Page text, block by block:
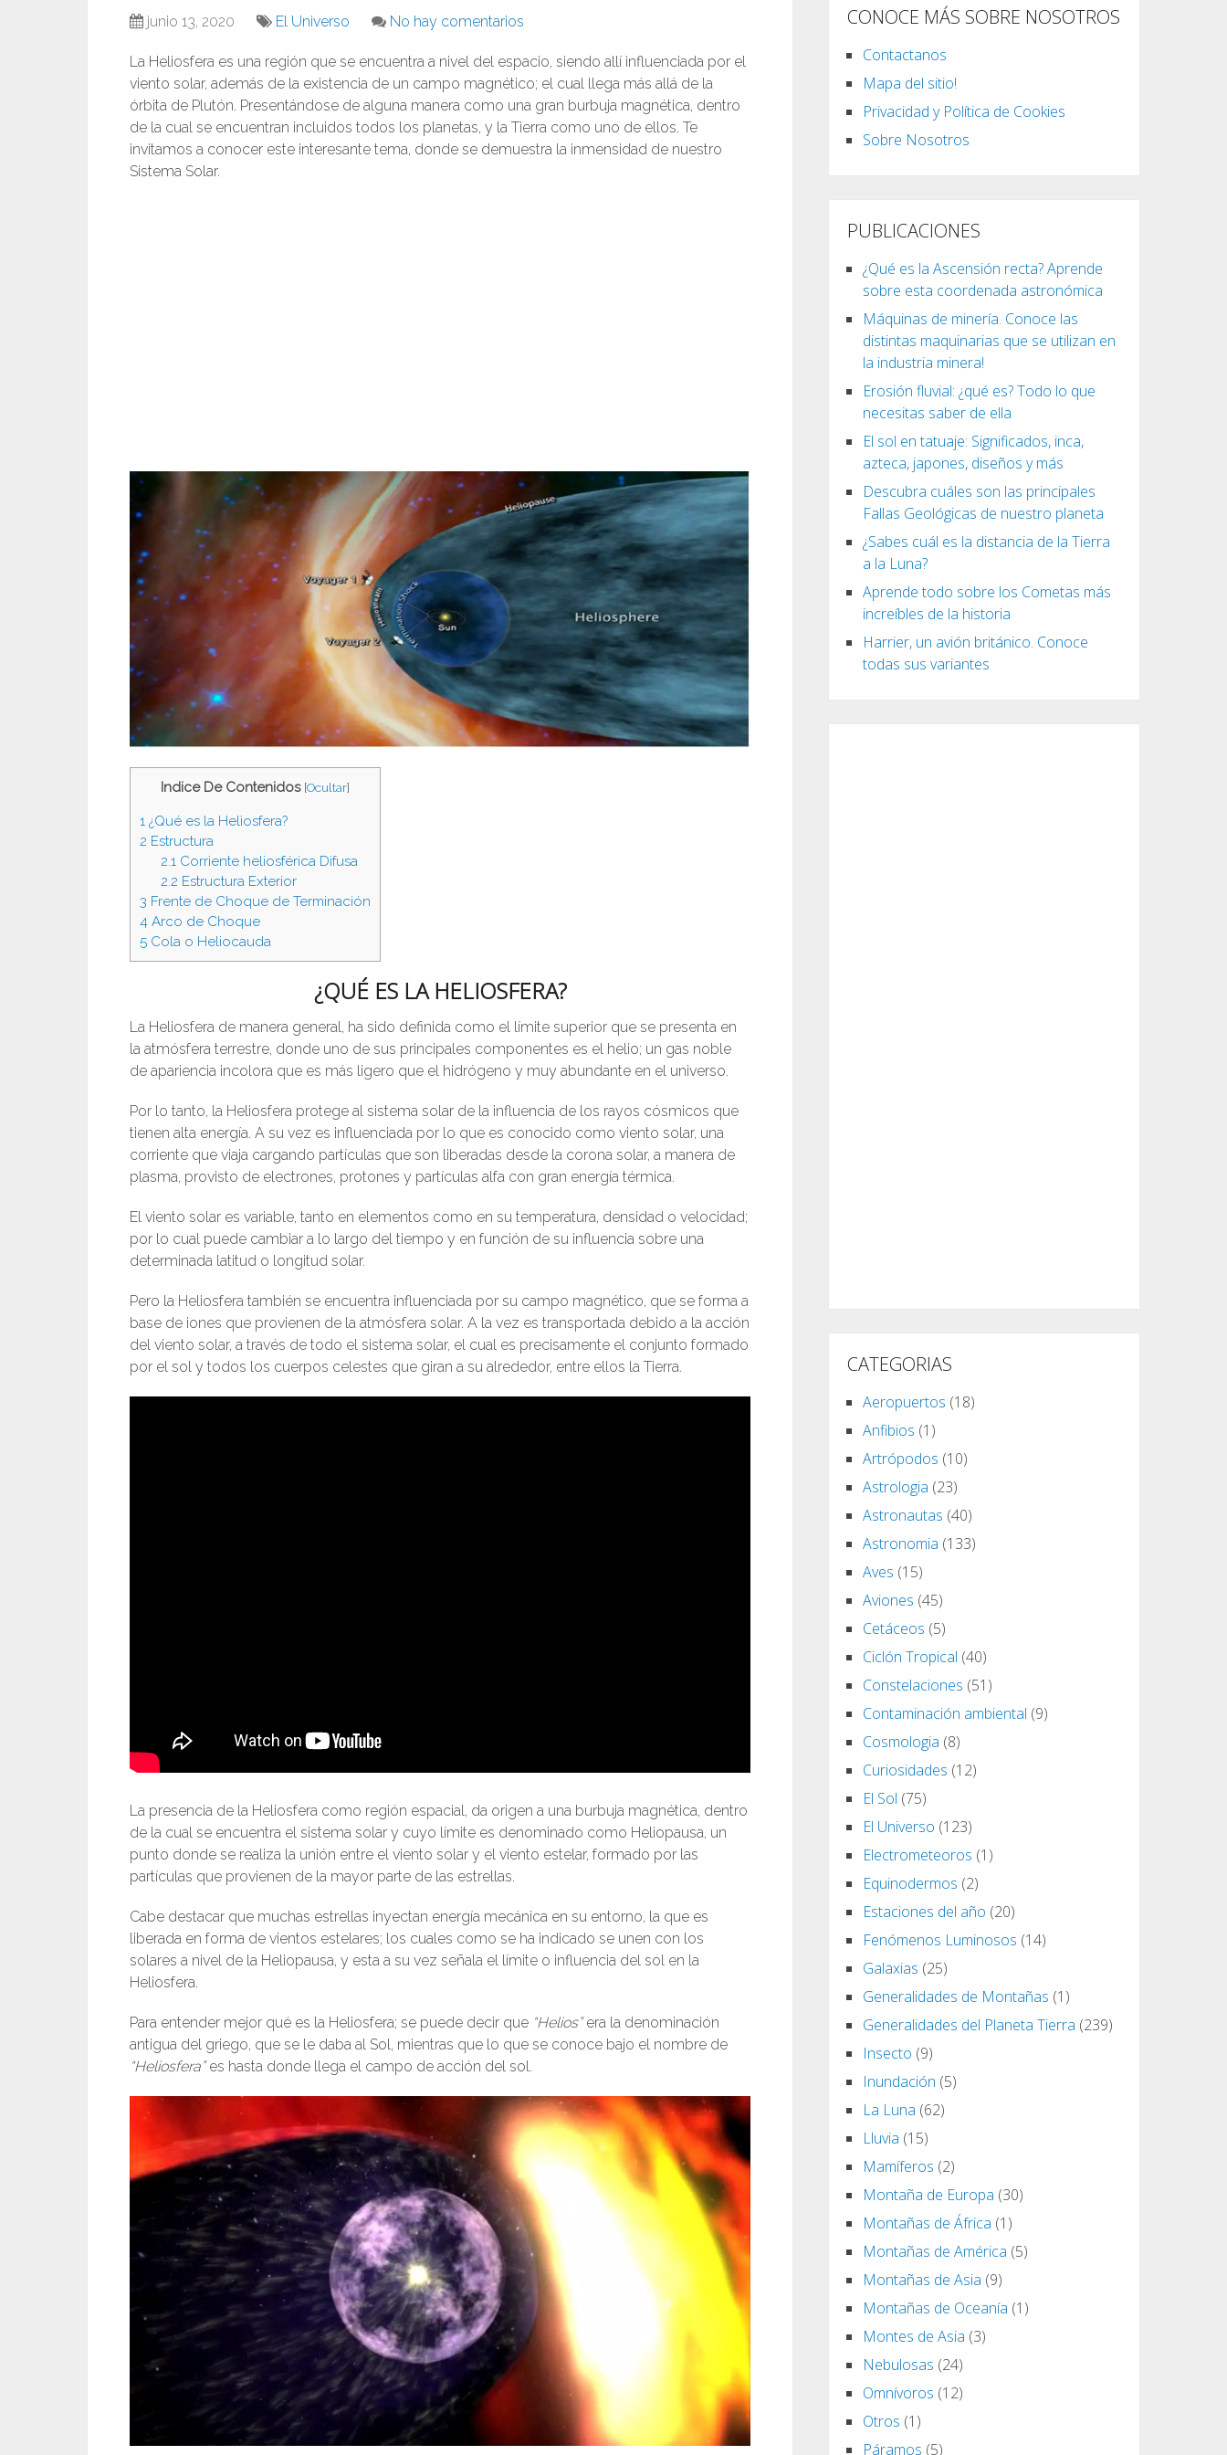
junio 13, 2020 El Universo No hay comentarios
La Heliosfera es una región que se encuentra a nivel del espacio, siendo allí influenciada por el
viento solar, además de la existencia de un campo magnético; el cual llega más allá de la
órbita de Plutón. Presentándose de alguna manera como una gran burbuja magnética, dentro
de la cual se encuentran incluidos todos los planetas, y la Tierra como uno de ellos. Te
invitamos a conocer este interesante tema, donde se demuestra la inmensidad de nuestro
Sistema Solar.
Indice De Contenidos [Ocultar]
1 ¿Qué es la Heliosfera?
2 Estructura
2.1Corriente heliosférica Difusa
2.2 Estructura Exterior
3 Frente de Choque de Terminación
4 Arco de Choque
5 Cola o Heliocauda
¿QUÉ ES LA HELIOSFERA?
La Heliosfera de manera general, ha sido definida como el límite superior que se presenta en
la atmósfera terrestre, donde uno de sus principales componentes es el helio; un gas noble
de apariencia incolora que es más ligero que el hidrógeno y muy abundante en el universo.
Por lo tanto, la Heliosfera protege al sistema solar de la influencia de los rayos cósmicos que
tienen alta energía. A su vez es influenciada por lo que es conocido como viento solar, una
corriente que viaja cargando partículas que son liberadas desde la corona solar, a manera de
plasma, provisto de electrones, protones y partículas alfa con gran energía térmica.
El viento solar es variable, tanto en elementos como en su temperatura, densidad o velocidad;
por lo cual puede cambiar a lo largo del tiempo y en función de su influencia sobre una
determinada latitud o longitud solar.
Pero la Heliosfera también se encuentra influenciada por su campo magnético, que se forma a
base de iones que provienen de la atmósfera solar. A la vez es transportada debido a la acción
del viento solar, a través de todo el sistema solar, el cual es precisamente el conjunto formado
por el sol y todos los cuerpos celestes que giran a su alrededor, entre ellos la Tierra.
La presencia de la Heliosfera como región espacial, da origen a una burbuja magnética, dentro
de la cual se encuentra el sistema solar y cuyo límite es denominado como Heliopausa, un
punto donde se realiza la unión entre el viento solar y el viento estelar, formado por las
partículas que provienen de la mayor parte de las estrellas.
Cabe destacar que muchas estrellas inyectan energía mecánica en su entorno, la que es
liberada en forma de vientos estelares; los cuales como se ha indicado se unen con los
solares a nivel de la Heliopausa, y esta a su vez señala el límite o influencia del sol en la
Heliosfera.
Para entender mejor qué es la Heliosfera; se puede decir que “Helios”era la denominación
antigua del griego, que se le daba al Sol, mientras que lo que se conoce bajo el nombre de
“Heliosfera”es hasta donde llega el campo de acción del sol.
CONOCE MÁS SOBRE NOSOTROS
Contactanos
Mapa del sitio!
Privacidad y Política de Cookies
Sobre Nosotros
PUBLICACIONES
¿Qué es la Ascensión recta? Aprende
sobre esta coordenada astronómica
Máquinas de minería. Conoce las
distintas maquinarias que se utilizan en
la industria minera!
Erosión fluvial: ¿qué es? Todo lo que
necesitas saber de ella
El sol en tatuaje: Significados, inca,
azteca, japones, diseños y más
Descubra cuáles son las principales
Fallas Geológicas de nuestro planeta
¿Sabes cuál es la distancia de la Tierra
a la Luna?
Aprende todo sobre los Cometas más
increíbles de la historia
Harrier, un avión británico. Conoce
todas sus variantes
CATEGORIAS
Aeropuertos (18)
Anfibios (1)
Artrópodos (10)
Astrologia (23)
Astronautas (40)
Astronomia (133)
Aves (15)
Aviones (45)
Cetáceos (5)
Ciclón Tropical (40)
Constelaciones (51)
Contaminación ambiental (9)
Cosmologia (8)
Curiosidades (12)
El Sol (75)
El Universo (123)
Electrometeoros (1)
Equinodermos (2)
Estaciones del año (20)
Fenómenos Luminosos (14)
Galaxias (25)
Generalidades de Montañas (1)
Generalidades del Planeta Tierra (239)
Insecto (9)
Inundación (5)
La Luna (62)
Lluvia (15)
Mamíferos (2)
Montaña de Europa (30)
Montañas de África (1)
Montañas de América (5)
Montañas de Asia (9)
Montañas de Oceanía (1)
Montes de Asia (3)
Nebulosas (24)
Omnívoros (12)
Otros (1)
Páramos (5)